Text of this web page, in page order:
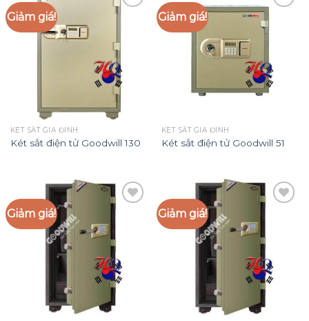
Giảm giá!
Add to
KÉT SẮT GIA ĐÌNH
Két sắt điện tử Goodwill 130
Giảm giá!
Wishlist
KÉT SẮT GIA ĐÌNH
Két sắt điện tử Goodwill 51
Giảm giá! Giảm giá!